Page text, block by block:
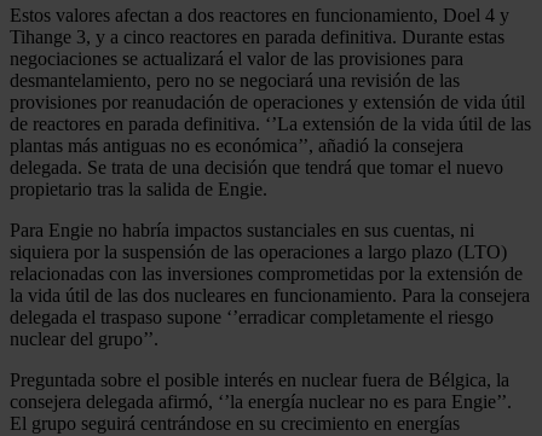
Estos valores afectan a dos reactores en funcionamiento, Doel 4 y
Tihange 3, y a cinco reactores en parada definitiva. Durante estas
negociaciones se actualizará el valor de las provisiones para
desmantelamiento, pero no se negociará una revisión de las
provisiones por reanudación de operaciones y extensión de vida útil
de reactores en parada definitiva. ‘’La extensión de la vida útil de las
plantas más antiguas no es económica’’, añadió la consejera
delegada. Se trata de una decisión que tendrá que tomar el nuevo
propietario tras la salida de Engie.
Para Engie no habría impactos sustanciales en sus cuentas, ni
siquiera por la suspensión de las operaciones a largo plazo (LTO)
relacionadas con las inversiones comprometidas por la extensión de
la vida útil de las dos nucleares en funcionamiento. Para la consejera
delegada el traspaso supone ‘’erradicar completamente el riesgo
nuclear del grupo’’.
Preguntada sobre el posible interés en nuclear fuera de Bélgica, la
consejera delegada afirmó, ‘’la energía nuclear no es para Engie’’.
El grupo seguirá centrándose en su crecimiento en energías